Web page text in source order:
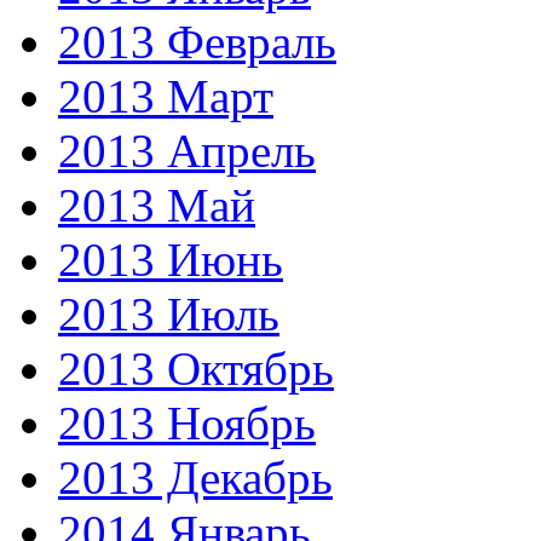
2013 Февраль
2013 Март
2013 Апрель
2013 Май
2013 Июнь
2013 Июль
2013 Октябрь
2013 Ноябрь
2013 Декабрь